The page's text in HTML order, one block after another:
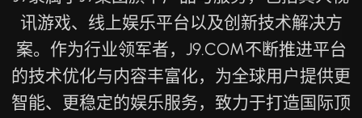
讯游戏、线上娱乐平台以及创新技术解决方
案。作为行业领军者，J9.COM不断推进平台
的技术优化与内容丰富化，为全球用户提供更
智能、更稳定的娱乐服务，致力于打造国际顶